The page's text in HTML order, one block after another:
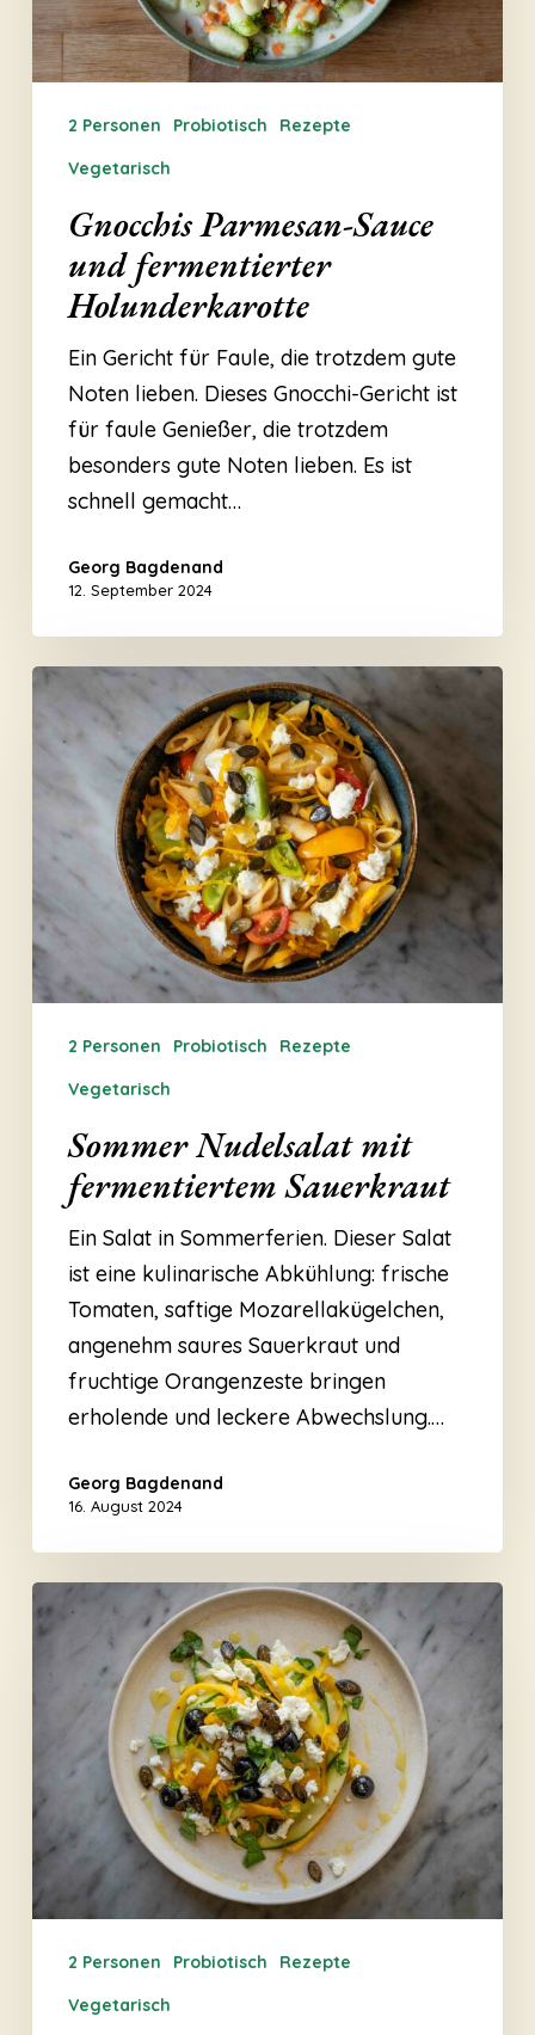
2 Personen Probiotisch
Rezepte
Vegetarisch
Gnocchis Parmesan-Sauce
und fermentierter
Holunderkarotte
Ein Gericht für Faule, die trotzdem gute
Noten lieben. Dieses Gnocchi-Gericht ist
für faule Genießer, die trotzdem
besonders gute Noten lieben. Es ist
schnell gemacht…
Georg Bagdenand
12. September 2024
Sommer
Nudelsalat
mit
fermentiertem
Sauerkraut
2 Personen Probiotisch
Rezepte
Vegetarisch
Sommer Nudelsalat mit
fermentiertem Sauerkraut
Ein Salat in Sommerferien. Dieser Salat
ist eine kulinarische Abkühlung: frische
Tomaten, saftige Mozarellakügelchen,
angenehm saures Sauerkraut und
fruchtige Orangenzeste bringen
erholende und leckere Abwechslung.…
Georg Bagdenand
16. August 2024
Frischer
Zucchini-
Sauerkraut
2 Personen Probiotisch
Rezepte
Vegetarisch